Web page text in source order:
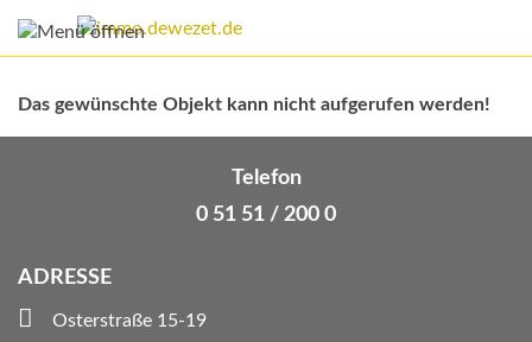
Das gewünschte Objekt kann nicht aufgerufen werden!
Telefon
0 51 51 / 200 0
ADRESSE
Osterstraße 15-19